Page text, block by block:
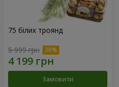
75 білих троянд
5 999 грн
Замовити